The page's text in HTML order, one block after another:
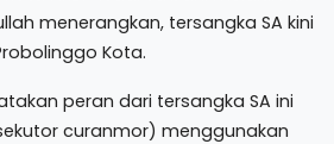
menerangkan, tersangka SA kini
Kota.
peran dari tersangka SA ini
curanmor) menggunakan